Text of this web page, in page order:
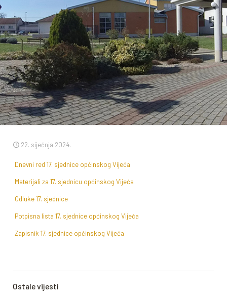
22. siječnja 2024.
Dnevni red 17. sjednice općinskog Vijeća
Materijali za 17. sjednicu općinskog Vijeća
Odluke 17. sjednice
Potpisna lista 17. sjednice općinskog Vijeća
Zapisnik 17. sjednice općinskog Vijeća
Ostale vijesti